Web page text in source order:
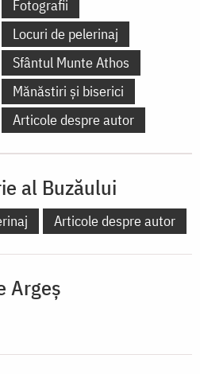
Fotografii
Locuri de pelerinaj
Sfântul Munte Athos
Mănăstiri și biserici
Articole despre autor
al Buzăului
Articole despre autor
Argeş